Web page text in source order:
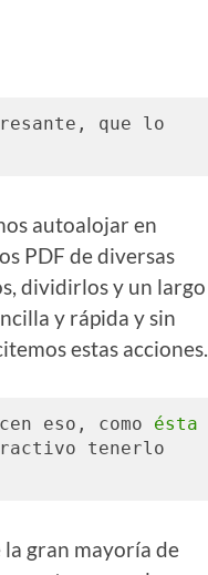
que lo
autoalojar en
PDF de diversas
dividirlos y un largo
y rápida y sin
estas acciones.
eso, como ésta
tenerlo
gran mayoría de